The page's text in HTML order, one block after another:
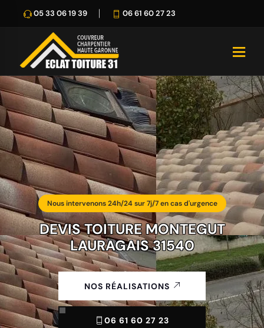
05 33 06 19 39 06 61 60 27 23
Nous intervenons 24h/24 sur 7j/7 en cas d'urgence
DEVIS TOITURE MONTEGUT
LAURAGAIS 31540
NOS RÉALISATIONS
06 61 60 27 23